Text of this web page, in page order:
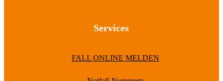
Services
FALL ONLINE MELDEN